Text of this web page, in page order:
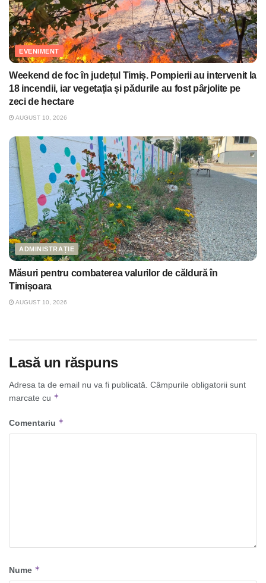
EVENIMENT
Weekend de foc în județul Timiș. Pompierii au intervenit la
18 incendii, iar vegetația și pădurile au fost pârjolite pe
zeci de hectare
AUGUST 10, 2026
ADMINISTRAȚIE
Măsuri pentru combaterea valurilor de căldură în
Timișoara
AUGUST 10, 2026
Lasă un răspuns
Adresa ta de email nu va fi publicată. Câmpurile obligatorii sunt
marcate cu *
Comentariu *
Nume *